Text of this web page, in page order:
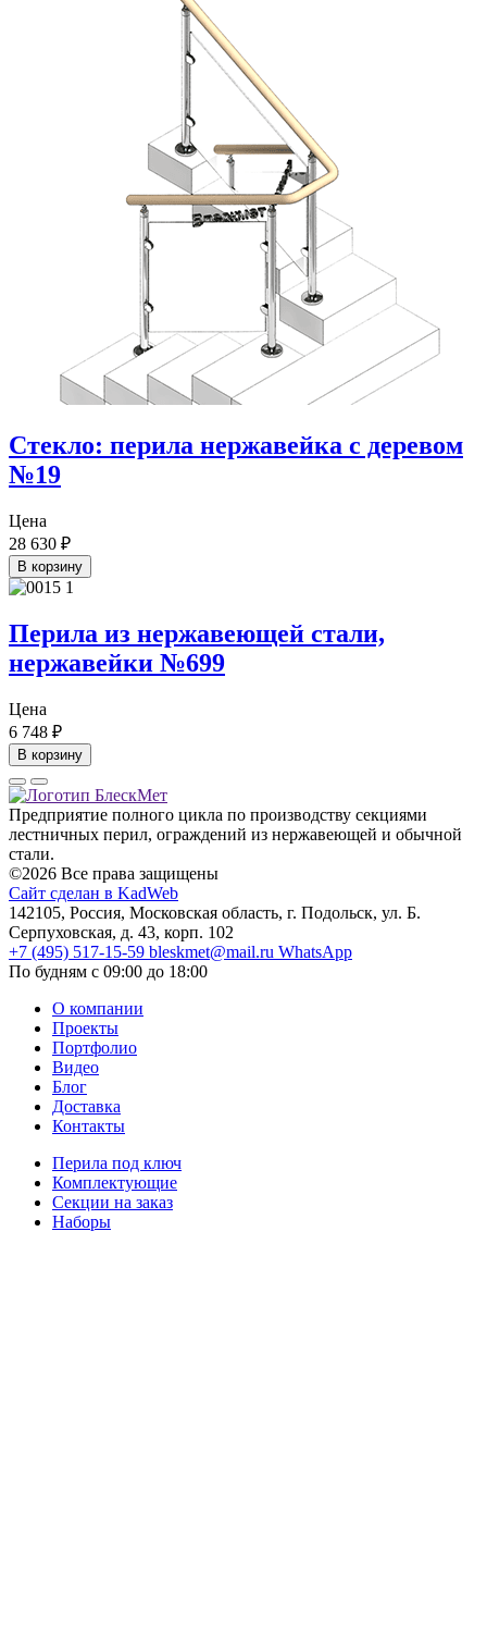
Стекло: перила нержавейка с деревом
№19
Цена
28 630 ₽
В корзину
Перила из нержавеющей стали,
нержавейки №699
Цена
6 748 ₽
В корзину
Предприятие полного цикла по производству секциями
лестничных перил, ограждений из нержавеющей и обычной
стали.
©2026 Все права защищены
Сайт сделан в KadWeb
142105, Россия, Московская область, г. Подольск, ул. Б.
Серпуховская, д. 43, корп. 102
+7 (495) 517-15-59 bleskmet@mail.ru WhatsApp
По будням с 09:00 до 18:00
О компании
Проекты
Портфолио
Видео
Блог
Доставка
Контакты
Перила под ключ
Комплектующие
Секции на заказ
Наборы